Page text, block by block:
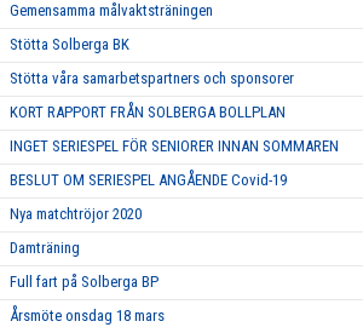
Gemensamma målvaktsträningen
Stötta Solberga BK
Stötta våra samarbetspartners och sponsorer
KORT RAPPORT FRÅN SOLBERGA BOLLPLAN
INGET SERIESPEL FÖR SENIORER INNAN SOMMAREN
BESLUT OM SERIESPEL ANGÅENDE Covid-19
Nya matchtröjor 2020
Damträning
Full fart på Solberga BP
Årsmöte onsdag 18 mars